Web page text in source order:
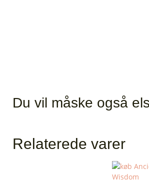
Du vil måske også
Relaterede varer